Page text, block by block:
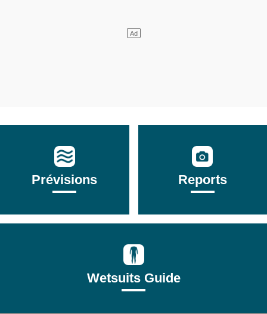
Prévisions Reports
Wetsuits Guide